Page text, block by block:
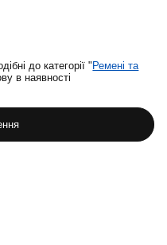
до категорії "Ремені та
в наявності